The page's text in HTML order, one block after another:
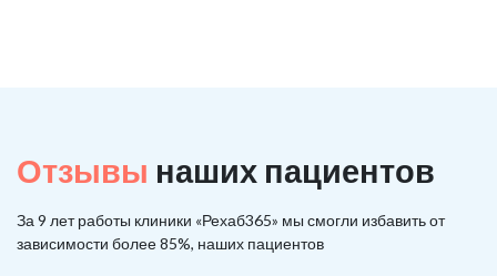
Отзывы наших пациентов
За 9 лет работы клиники «Рехаб365» мы смогли избавить от
зависимости более 85%, наших пациентов